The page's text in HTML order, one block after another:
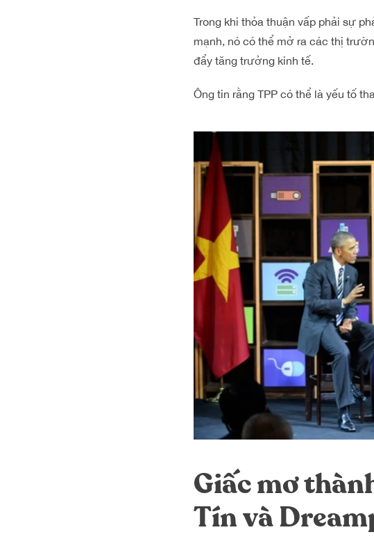
Trong khi thỏa thuận vấp phải sự
mạnh, nó có thể mở ra các thị
đẩy tăng trưởng kinh tế.
Ông tin rằng TPP có thể là yếu tố
Giấc mơ
Tín và